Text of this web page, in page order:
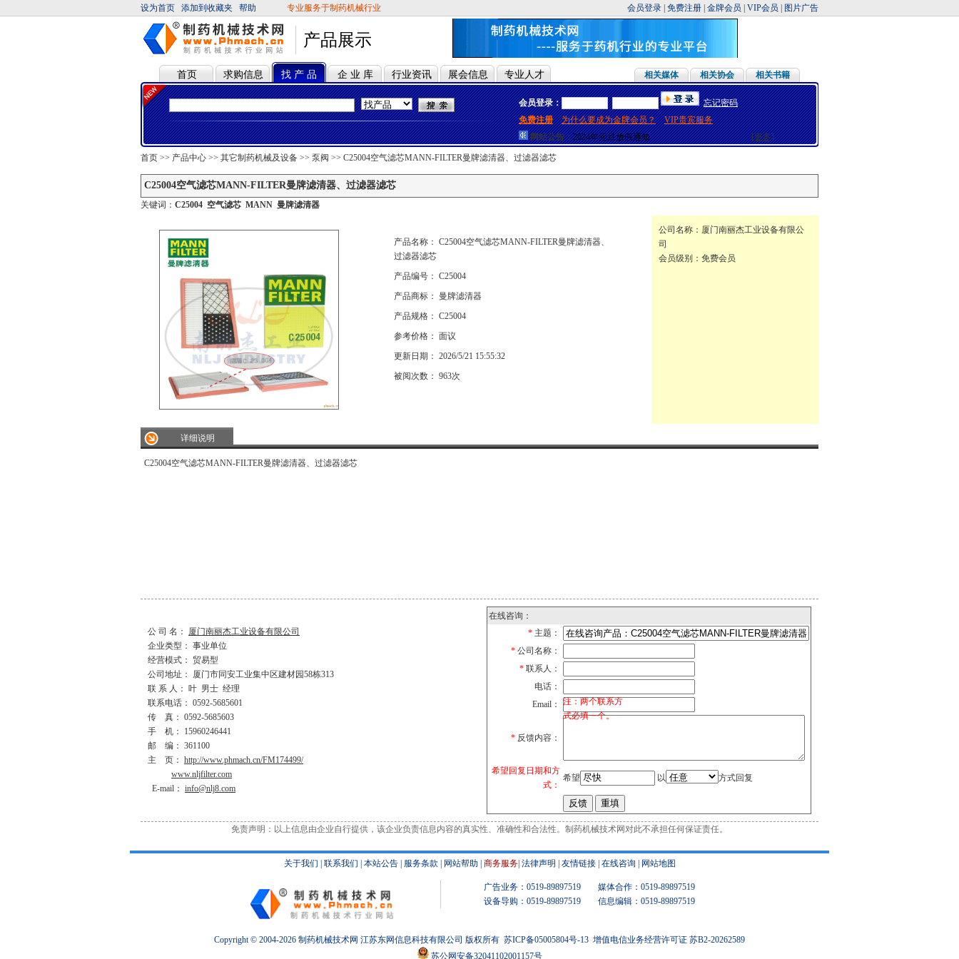
会员登录 免费注册 金牌会员 VIP会员 图片广告
设为首页 添加到收藏夹 帮助 专业服务于制药机械行业
产品展示
首页 求购信息 找 产 品 企 业 库 行业资讯 展会信息 专业人才 相关媒体 相关协会 相关书籍
会员登录：
忘记密码
免费注册
为什么要成为金牌会员？
VIP贵宾服务
网站公告：
2024年端午节放假通知
2024年劳动节放假通知
2024年春节放假通知
2024年元旦放假通知
2023年劳动节放假通知
2023年春节放假通知
[更多]
首页 >> 产品中心 >> 其它制药机械及设备 >> 泵阀 >> C25004空气滤芯MANN-FILTER曼牌滤清器、过滤器滤芯
C25004空气滤芯MANN-FILTER曼牌滤清器、过滤器滤芯
关键词： C25004 空气滤芯 MANN 曼牌滤清器
产品名称： C25004空气滤芯MANN-FILTER曼牌滤清器、
过滤器滤芯
产品编号： C25004
产品商标： 曼牌滤清器
产品规格： C25004
参考价格： 面议
更新日期： 2026/5/21 15:55:32
被阅次数： 963次
公司名称： 厦门南丽杰工业设备有限公
司
会员级别：免费会员
详细说明
C25004空气滤芯MANN-FILTER曼牌滤清器、过滤器滤芯
公 司 名： 厦门南丽杰工业设备有限公司
企业类型： 事业单位
经营模式： 贸易型
公司地址： 厦门市同安工业集中区建材园58栋313
联 系 人： 叶 男士 经理
联系电话： 0592-5685601
传 真： 0592-5685603
手 机： 15960246441
邮 编： 361100
主 页： http://www.phmach.cn/FM174499/
www.nljfilter.com
E-mail： info@nlj8.com
在线咨询：
* 主题：
* 公司名称：
* 联系人：
电话：
注：两个联系方
式必填一个。
Email：
* 反馈内容：
希望回复日期和方
式：
希望 以 方式回复
免责声明：以上信息由企业自行提供，该企业负责信息内容的真实性、准确性和合法性。制药机械技术网对此不承担任何保证责任。
关于我们 联系我们 本站公告| 服务条款 网站帮助 商务服务| 法律声明 友情链接| 在线咨询 网站地图
广告业务：0519-89897519 媒体合作：0519-89897519
设备导购：0519-89897519 信息编辑：0519-89897519
Copyright © 2004-2026 制药机械技术网 江苏东网信息科技有限公司 版权所有 苏ICP备05005804号-13 增值电信业务经营许可证 苏B2-20262589
苏公网安备32041102001157号